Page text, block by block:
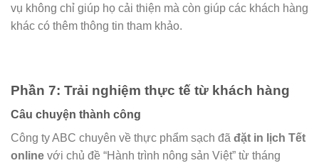
vụ không chỉ giúp họ cải thiện mà còn giúp các khách hàng
khác có thêm thông tin tham khảo.
Phần 7: Trải nghiệm thực tế từ khách hàng
Câu chuyện thành công
Công ty ABC chuyên về thực phẩm sạch đã đặt in lịch Tết
online với chủ đề “Hành trình nông sản Việt” từ tháng